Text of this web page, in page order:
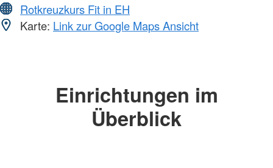
Rotkreuzkurs Fit in EH
Karte: Link zur Google Maps Ansicht
Einrichtungen im
Überblick